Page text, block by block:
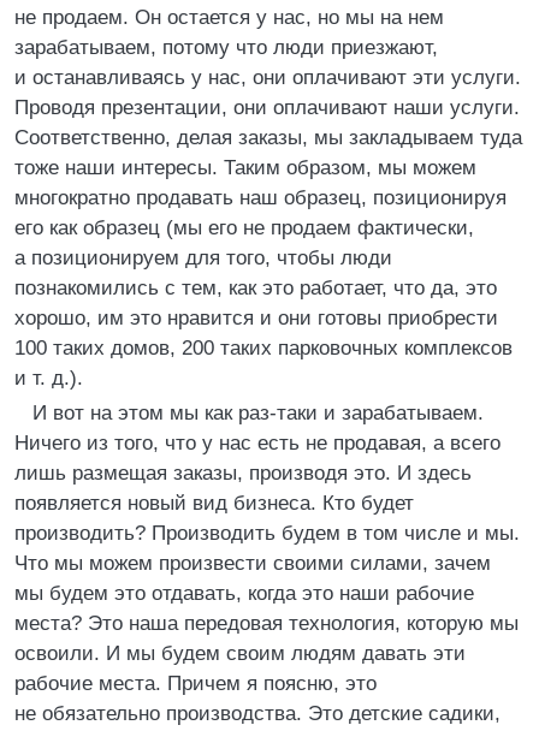
не продаем. Он остается у нас, но мы на нем
зарабатываем, потому что люди приезжают,
и останавливаясь у нас, они оплачивают эти услуги.
Проводя презентации, они оплачивают наши услуги.
Соответственно, делая заказы, мы закладываем туда
тоже наши интересы. Таким образом, мы можем
многократно продавать наш образец, позиционируя
его как образец (мы его не продаем фактически,
а позиционируем для того, чтобы люди
познакомились с тем, как это работает, что да, это
хорошо, им это нравится и они готовы приобрести
100 таких домов, 200 таких парковочных комплексов
и т. д.).
И вот на этом мы как раз-таки и зарабатываем.
Ничего из того, что у нас есть не продавая, а всего
лишь размещая заказы, производя это. И здесь
появляется новый вид бизнеса. Кто будет
производить? Производить будем в том числе и мы.
Что мы можем произвести своими силами, зачем
мы будем это отдавать, когда это наши рабочие
места? Это наша передовая технология, которую мы
освоили. И мы будем своим людям давать эти
рабочие места. Причем я поясню, это
не обязательно производства. Это детские садики,